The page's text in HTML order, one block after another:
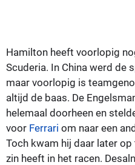
Hamilton heeft voorlopig
Scuderia. In China werd de
maar voorlopig is
altijd de baas. De
helemaal doorheen en
voor Ferrari om naar een
Toch kwam hij daar later
zin heeft in het racen.